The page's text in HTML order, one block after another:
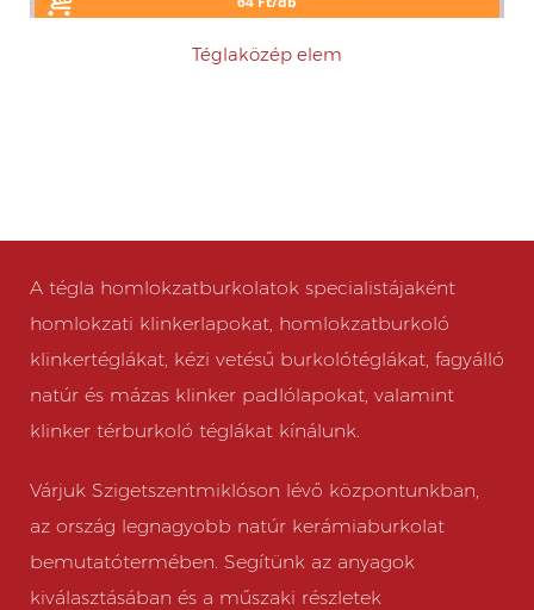
Téglaközép elem
A tégla homlokzatburkolatok specialistájaként
homlokzati klinkerlapokat, homlokzatburkoló
klinkertéglákat, kézi vetésű burkolótéglákat, fagyálló
natúr és mázas klinker padlólapokat, valamint
klinker térburkoló téglákat kínálunk.
Várjuk Szigetszentmiklóson lévő központunkban,
az ország legnagyobb natúr kerámiaburkolat
bemutatótermében. Segítünk az anyagok
kiválasztásában és a műszaki részletek